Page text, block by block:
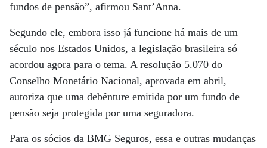
fundos de pensão”, afirmou Sant’Anna.
Segundo ele, embora isso já funcione há mais de um
século nos Estados Unidos, a legislação brasileira só
acordou agora para o tema. A resolução 5.070 do
Conselho Monetário Nacional, aprovada em abril,
autoriza que uma debênture emitida por um fundo de
pensão seja protegida por uma seguradora.
Para os sócios da BMG Seguros, essa e outras mudanças